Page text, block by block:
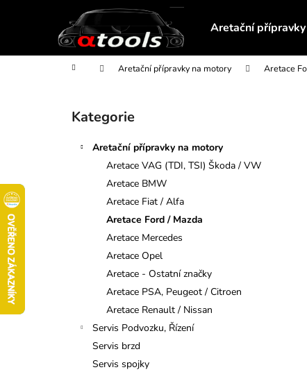
Aretační
Domů Aretační přípravky na motory Aretace
Přeskočit
kategorie
Kategorie
Aretační přípravky na motory
Aretace VAG (TDI, TSI) Škoda / VW
Aretace BMW
Aretace Fiat / Alfa
Aretace Ford / Mazda
Aretace Mercedes
Aretace Opel
Aretace - Ostatní značky
Aretace PSA, Peugeot / Citroen
Aretace Renault / Nissan
Servis Podvozku, Řízení
Servis brzd
Servis spojky
í
Zpět
do
Zpět
do
STAHOVÁK OZUBENÉHO KOLA
VSTŘIKOVACÍHO ČERPADLA
KIA/HYUNDAI 2.0/2.2 CRDI
199 Kč